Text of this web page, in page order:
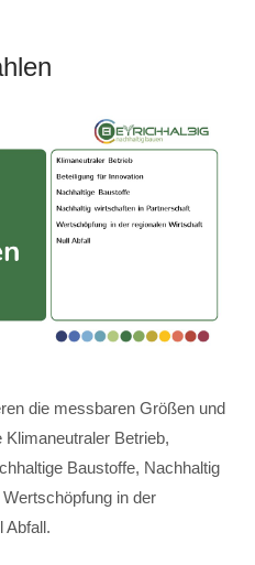
die messbaren Größen und
Betrieb,
Baustoffe, Nachhaltig
in der
Abfall.